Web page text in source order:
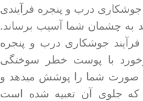
جوشکاری درب و پنجره فرآیندی
به چشمان شما آسیب برساند.
جوشکاری درب و پنجره
با پوست خطر سوختگی
صورت شما را پوشش میدهد و
جلوی آن تعبیه شده است